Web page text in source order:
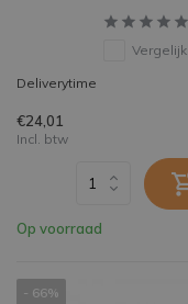
Vergelijk
Deliverytime
€24,01
Incl. btw
Op voorraad
- 66%